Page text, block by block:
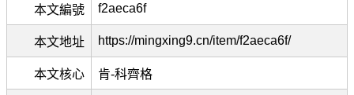
本文編號 f2aeca6f
本文地址 https://mingxing9.cn/item/f2aeca6f/
本文核心 肯-科齊格